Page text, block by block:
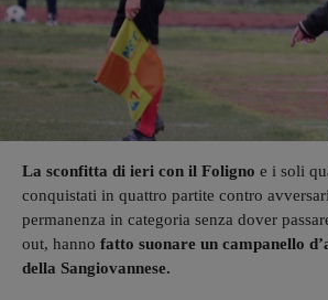
La sconfitta di ieri con il Foligno e i soli
conquistati in quattro partite contro
permanenza in categoria senza dover
out, hanno fatto suonare un campanello
della Sangiovannese.